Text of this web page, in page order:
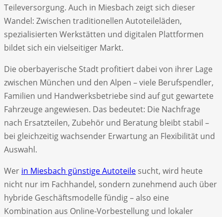
Teileversorgung. Auch in Miesbach zeigt sich dieser
Wandel: Zwischen traditionellen Autoteileläden,
spezialisierten Werkstätten und digitalen Plattformen
bildet sich ein vielseitiger Markt.
Die oberbayerische Stadt profitiert dabei von ihrer Lage
zwischen München und den Alpen – viele Berufspendler,
Familien und Handwerksbetriebe sind auf gut gewartete
Fahrzeuge angewiesen. Das bedeutet: Die Nachfrage
nach Ersatzteilen, Zubehör und Beratung bleibt stabil –
bei gleichzeitig wachsender Erwartung an Flexibilität und
Auswahl.
Wer in Miesbach günstige Autoteile sucht, wird heute
nicht nur im Fachhandel, sondern zunehmend auch über
hybride Geschäftsmodelle fündig – also eine
Kombination aus Online-Vorbestellung und lokaler